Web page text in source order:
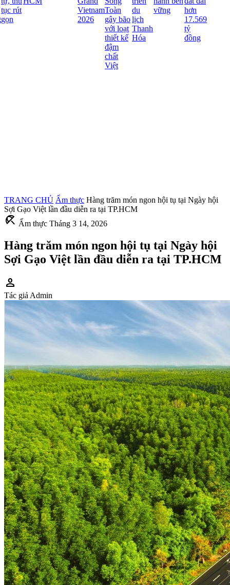
rút
Vietnam
2026
Toàn
gây bão
với loạt
thiết kế
đậm
chất
Việt
du
lịch
Thanh
Hóa
vững
hơn
17.569
tỷ
đồng
TRANG CHỦ Ẩm thực Hàng trăm món ngon hội tụ tại Ngày hội
Sợi Gạo Việt lần đầu diễn ra tại TP.HCM
beach_access Ẩm thực Tháng 3 14, 2026
Hàng trăm món ngon hội tụ tại Ngày hội
Sợi Gạo Việt lần đầu diễn ra tại TP.HCM
person
Tác giả Admin